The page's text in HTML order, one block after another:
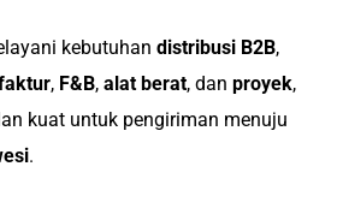
kebutuhan distribusi B2B,
, F&B, alat berat, dan proyek,
kuat untuk pengiriman menuju
.